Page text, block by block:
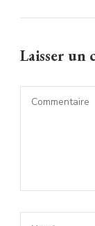
Laisser un